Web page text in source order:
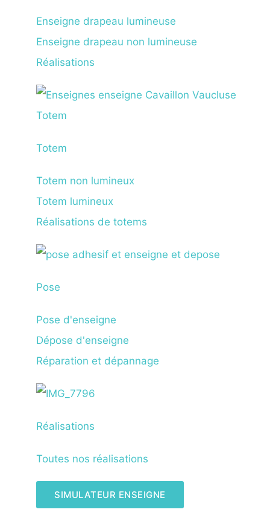
Enseigne drapeau lumineuse
Enseigne drapeau non lumineuse
Réalisations
Totem
Totem non lumineux
Totem lumineux
Réalisations de totems
Pose
Pose d'enseigne
Dépose d'enseigne
Réparation et dépannage
Réalisations
Toutes nos réalisations
SIMULATEUR ENSEIGNE